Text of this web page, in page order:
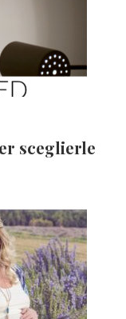
sceglierle